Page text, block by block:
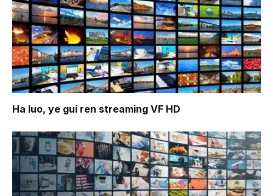
Ha luo, ye gui ren streaming VF HD